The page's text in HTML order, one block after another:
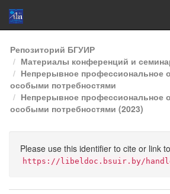
Skip
navigation
Репозиторий БГУИР
Материалы конференций и
Непрерывное профессиональное
особыми потребностями
Непрерывное профессиональное
особыми потребностями (2023)
Please use this identifier to cite or link
https://libeldoc.bsuir.by/handle/